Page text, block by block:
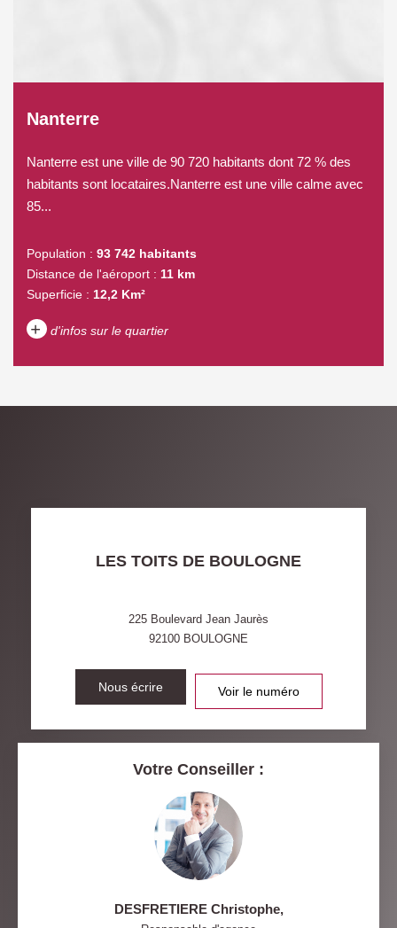
Nanterre
Nanterre est une ville de 90 720 habitants dont 72 % des
habitants sont locataires.Nanterre est une ville calme avec
85...
Population : 93 742 habitants
Distance de l'aéroport : 11 km
Superficie : 12,2 Km²
+ d'infos sur le quartier
VOITURE
RÉSULTATS DES LYCÉES ECOLES ET CRÈCHES
RESTAURANTS ET CAFÉS COMMERCES
MÉDECINS
LES TOITS DE BOULOGNE
225 Boulevard Jean Jaurès
92100 BOULOGNE
Nous écrire Voir le numéro
Votre Conseiller :
DESFRETIERE Christophe,